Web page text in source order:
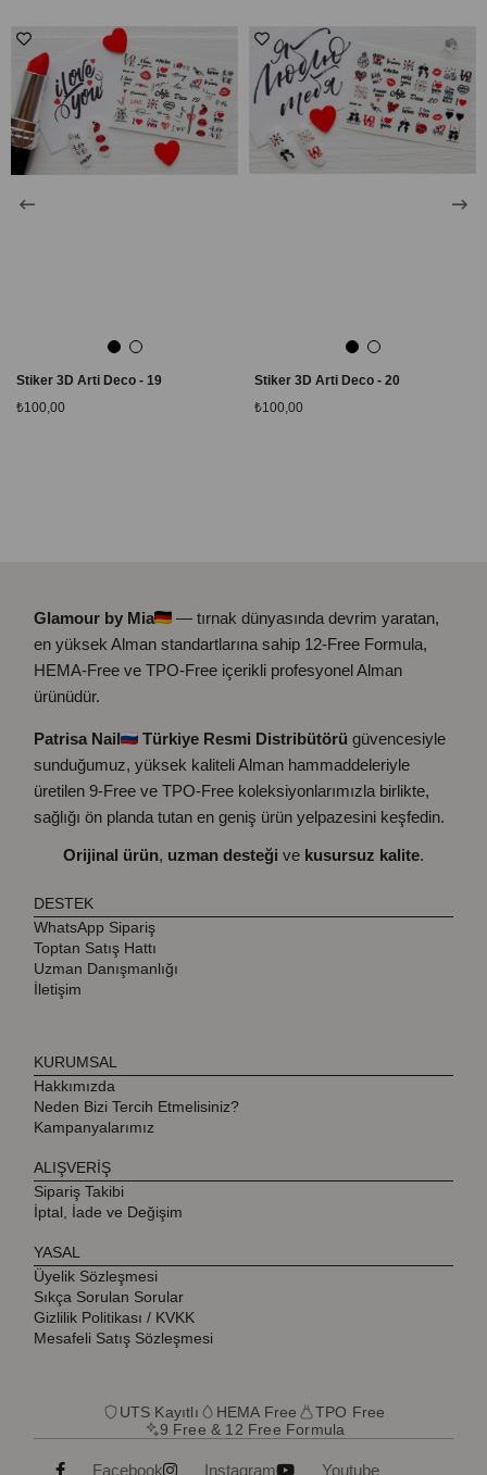
Stiker 3D Arti Deco - 19
₺100,00
Stiker 3D Arti Deco - 20
₺100,00
Glamour by Mia
— tırnak dünyasında devrim yaratan,
en yüksek Alman standartlarına sahip 12-Free Formula,
HEMA-Free ve TPO-Free içerikli profesyonel Alman
ürünüdür.
Patrisa Nail Türkiye Resmi Distribütörü güvencesiyle
sunduğumuz, yüksek kaliteli Alman hammaddeleriyle
üretilen 9-Free ve TPO-Free koleksiyonlarımızla birlikte,
sağlığı ön planda tutan en geniş ürün yelpazesini keşfedin.
Orijinal ürün, uzman desteği ve kusursuz kalite.
DESTEK
WhatsApp Sipariş
Toptan Satış Hattı
Uzman Danışmanlığı
İletişim
KURUMSAL
Hakkımızda
Neden Bizi Tercih Etmelisiniz?
Kampanyalarımız
ALIŞVERİŞ
Sipariş Takibi
İptal, İade ve Değişim
YASAL
Üyelik Sözleşmesi
Sıkça Sorulan Sorular
Gizlilik Politikası / KVKK
Mesafeli Satış Sözleşmesi
UTS Kayıtlı HEMA Free
TPO Free
9 Free & 12 Free Formula
Facebook Instagram Youtube